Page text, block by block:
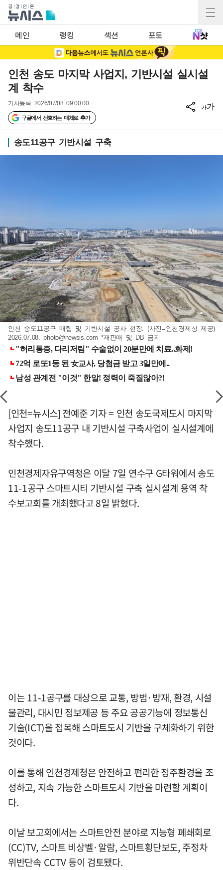
메인 랭킹 섹션 포토
인천 송도 마지막 사업지, 기반시설 실시설
계 착수
기사등록 2026/07/08 09:00:00
구글에서 선호하는 매체로 추가
가가
송도11공구 기반시설 구축
인천 송도11공구 매립 및 기반시설 공사 현장. (사진=인천경제청 제공)
2026.07.08.photo@newsis.com *재판매 및 DB 금지
[인천=뉴시스] 전예준 기자 = 인천 송도국제도시 마지막
사업지 송도11공구 내 기반시설 구축사업이 실시설계에
착수했다.
인천경제자유구역청은 이달 7일 연수구 G타워에서 송도
11-1공구 스마트시티 기반시설 구축 실시설계 용역 착
수보고회를 개최했다고 8일 밝혔다.
이는 11-1공구를 대상으로 교통, 방범·방재, 환경, 시설
물관리, 대시민 정보제공 등 주요 공공기능에 정보통신
기술(ICT)을 접목해 스마트도시 기반을 구체화하기 위한
것이다.
이를 통해 인천경제청은 안전하고 편리한 정주환경을 조
성하고, 지속 가능한 스마트도시 기반을 마련할 계획이
다.
이날 보고회에서는 스마트안전 분야로 지능형 폐쇄회로
(CC)TV, 스마트 비상벨·알람, 스마트횡단보도, 주정차
위반단속 CCTV 등이 검토됐다.